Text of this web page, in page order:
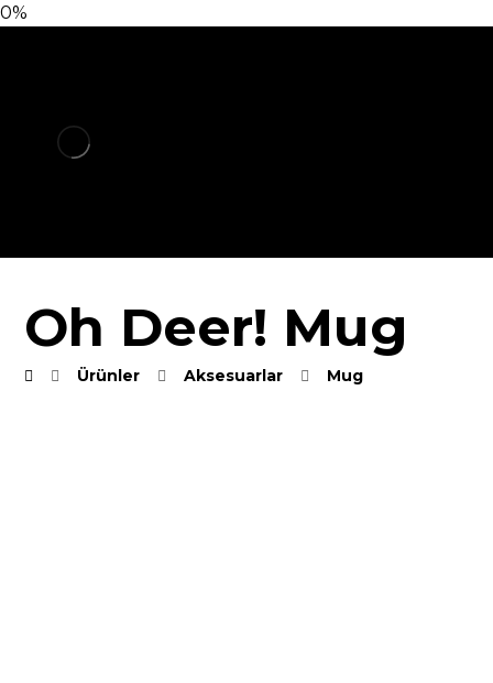
0%
Oh Deer! Mug
Ürünler Aksesuarlar Mug